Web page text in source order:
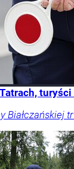
Białczańskiej